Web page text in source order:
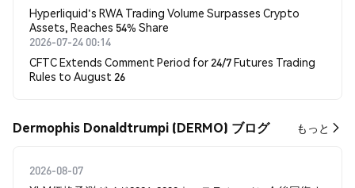
Hyperliquid's RWA Trading Volume Surpasses Crypto
Assets, Reaches 54% Share
2026-07-24 00:14
CFTC Extends Comment Period for 24/7 Futures Trading
Rules to August 26
Dermophis Donaldtrumpi (DERMO) ブログ もっと
2026-08-07